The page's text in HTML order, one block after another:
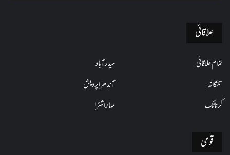
علاقائی
تمام علاقائی
حیدرآباد
تلنگانہ
آندھراپردیش
کرناٹک
مہاراشٹرا
قومی